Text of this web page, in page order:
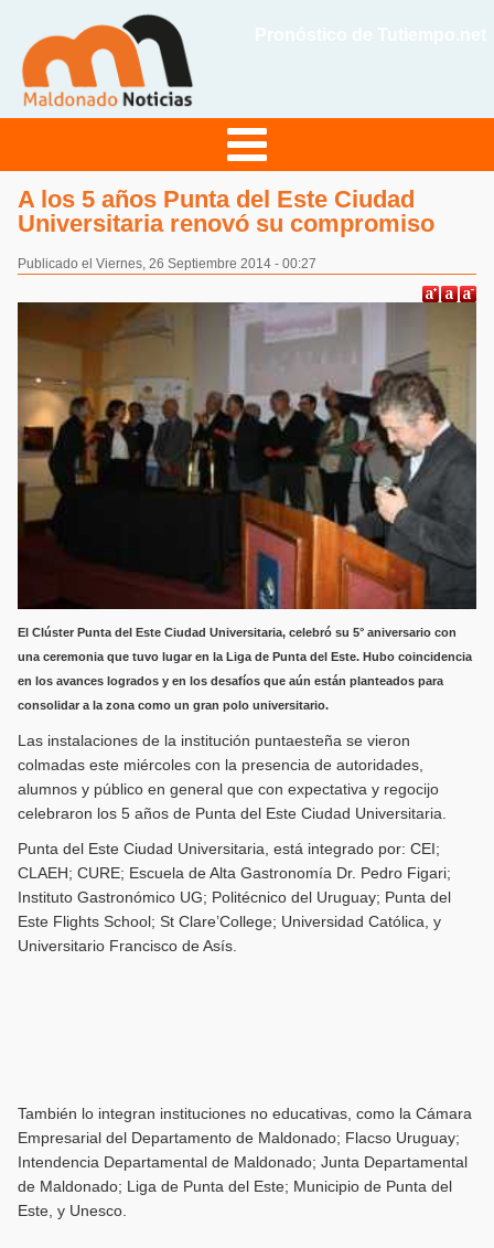
A los 5 años Punta del Este Ciudad
Universitaria renovó su compromiso
Publicado el Viernes, 26 Septiembre 2014 - 00:27
El Clúster Punta del Este Ciudad Universitaria, celebró su 5° aniversario con
una ceremonia que tuvo lugar en la Liga de Punta del Este. Hubo coincidencia
en los avances logrados y en los desafíos que aún están planteados para
consolidar a la zona como un gran polo universitario.
Las instalaciones de la institución puntaesteña se vieron
colmadas este miércoles con la presencia de autoridades,
alumnos y público en general que con expectativa y regocijo
celebraron los 5 años de Punta del Este Ciudad Universitaria.
Punta del Este Ciudad Universitaria, está integrado por: CEI;
CLAEH; CURE; Escuela de Alta Gastronomía Dr. Pedro Figari;
Instituto Gastronómico UG; Politécnico del Uruguay; Punta del
Este Flights School; St Clare’College; Universidad Católica, y
Universitario Francisco de Asís.
También lo integran instituciones no educativas, como la Cámara
Empresarial del Departamento de Maldonado; Flacso Uruguay;
Intendencia Departamental de Maldonado; Junta Departamental
de Maldonado; Liga de Punta del Este; Municipio de Punta del
Este, y Unesco.